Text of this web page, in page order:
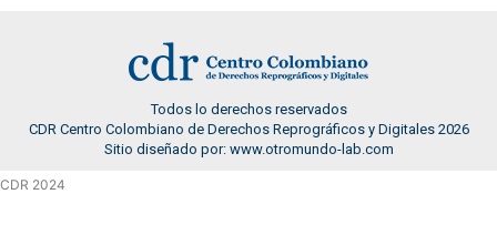
Todos lo derechos reservados
CDR Centro Colombiano de Derechos Reprográficos y Digitales 2026
Sitio diseñado por: www.otromundo-lab.com
CDR 2024